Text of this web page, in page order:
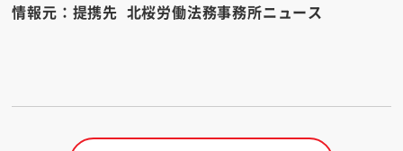
情報元：提携先 北桜労働法務事務所ニュース